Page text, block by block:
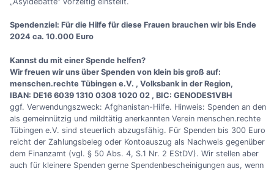
Spendenziel: Für die Hilfe für diese Frauen brauchen wir bis Ende
2024 ca. 10.000 Euro
Kannst du mit einer Spende helfen?
Wir freuen wir uns über Spenden von klein bis groß auf:
menschen.rechte Tübingen e.V. , Volksbank in der Region,
IBAN: DE16 6039 1310 0308 1020 02 , BIC: GENODES1VBH
ggf. Verwendungszweck: Afghanistan-Hilfe. Hinweis: Spenden an den
als gemeinnützig und mildtätig anerkannten Verein menschen.rechte
Tübingen e.V. sind steuerlich abzugsfähig. Für Spenden bis 300 Euro
reicht der Zahlungsbeleg oder Kontoauszug als Nachweis gegenüber
dem Finanzamt (vgl. § 50 Abs. 4, S.1 Nr. 2 EStDV). Wir stellen aber
auch für kleinere Spenden gerne Spendenbescheinigungen aus, wenn